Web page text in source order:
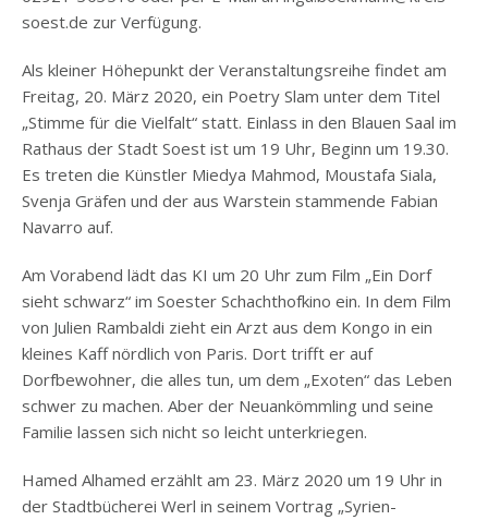
soest.de zur Verfügung.
Als kleiner Höhepunkt der Veranstaltungsreihe findet am
Freitag, 20. März 2020, ein Poetry Slam unter dem Titel
„Stimme für die Vielfalt“ statt. Einlass in den Blauen Saal im
Rathaus der Stadt Soest ist um 19 Uhr, Beginn um 19.30.
Es treten die Künstler Miedya Mahmod, Moustafa Siala,
Svenja Gräfen und der aus Warstein stammende Fabian
Navarro auf.
Am Vorabend lädt das KI um 20 Uhr zum Film „Ein Dorf
sieht schwarz“ im Soester Schachthofkino ein. In dem Film
von Julien Rambaldi zieht ein Arzt aus dem Kongo in ein
kleines Kaff nördlich von Paris. Dort trifft er auf
Dorfbewohner, die alles tun, um dem „Exoten“ das Leben
schwer zu machen. Aber der Neuankömmling und seine
Familie lassen sich nicht so leicht unterkriegen.
Hamed Alhamed erzählt am 23. März 2020 um 19 Uhr in
der Stadtbücherei Werl in seinem Vortrag „Syrien-